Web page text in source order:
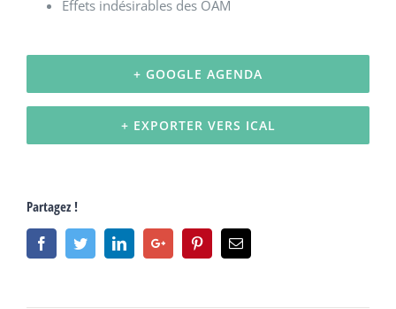
Effets indésirables des OAM
+ GOOGLE AGENDA
+ EXPORTER VERS ICAL
Partagez !
FacebookTwitterLinkedinGoogle+ PinterestEmail